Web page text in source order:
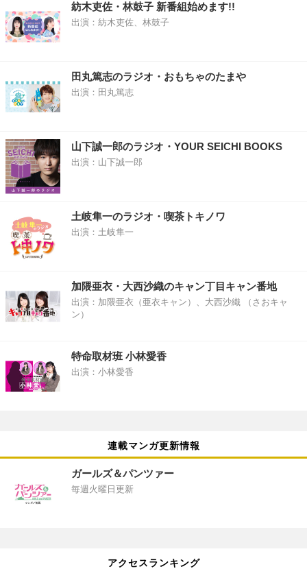
紡木吏佐・林鼓子 新番組始めます!!
出演：紡木吏佐、林鼓子
田丸篤志のラジオ・おもちゃのたまや
出演：田丸篤志
山下誠一郎のラジオ・YOUR SEICHI BOOKS
出演：山下誠一郎
土岐隼一のラジオ・喫茶トキノワ
出演：土岐隼一
加隈亜衣・大西沙織のキャン丁目キャン番地
出演：加隈亜衣（亜衣キャン）、大西沙織 （さおキャ
ン）
特命取材班 小林愛香
出演：小林愛香
連載マンガ更新情報
ガールズ＆パンツァー
毎週火曜日更新
アクセスランキング